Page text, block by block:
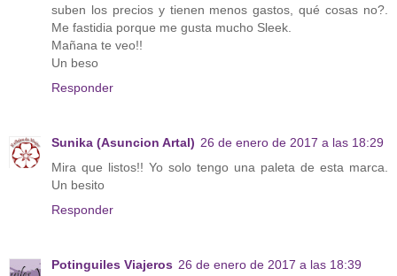
suben los precios y tienen menos gastos, qué cosas no?.
Me fastidia porque me gusta mucho Sleek.
Mañana te veo!!
Un beso
Responder
Sunika (Asuncion Artal) 26 de enero de 2017 a las 18:29
Mira que listos!! Yo solo tengo una paleta de esta marca.
Un besito
Responder
Potinguiles Viajeros 26 de enero de 2017 a las 18:39